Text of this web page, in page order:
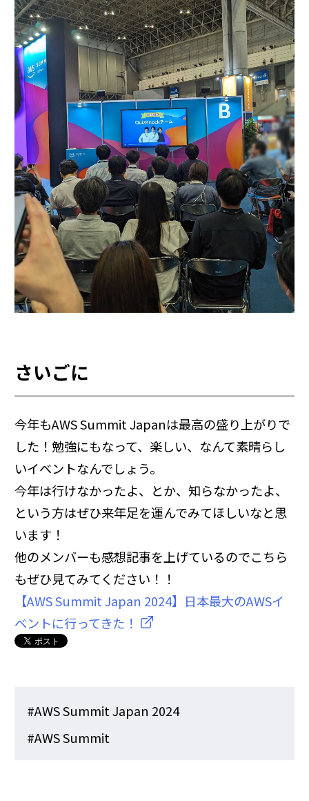
さいごに
今年もAWS Summit Japanは最高の盛り上がりで
した！勉強にもなって、楽しい、なんて素晴らし
いイベントなんでしょう。
今年は行けなかったよ、とか、知らなかったよ、
という方はぜひ来年足を運んでみてほしいなと思
います！
他のメンバーも感想記事を上げているのでこちら
もぜひ見てみてください！！
【AWS Summit Japan 2024】日本最大のAWSイ
ベントに行ってきた！
#AWS Summit Japan 2024
#AWS Summit